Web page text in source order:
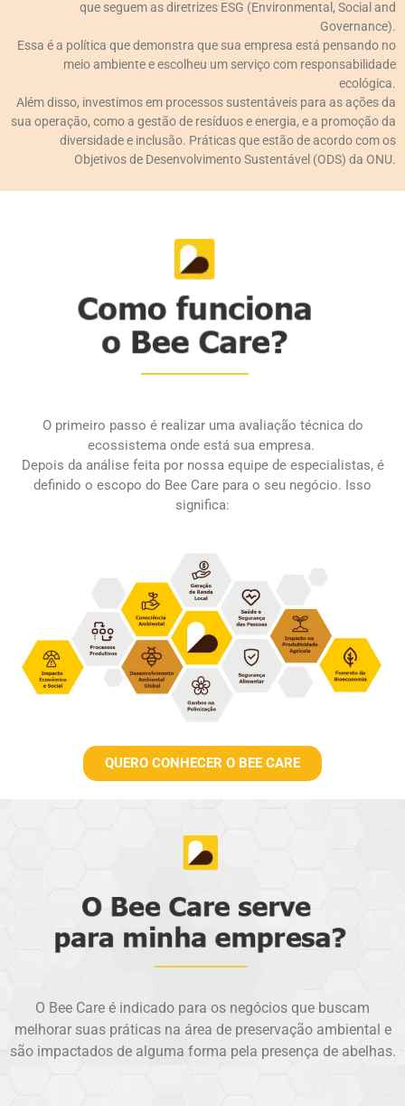
que seguem as diretrizes ESG (Environmental, Social and
Governance).
Essa é a política que demonstra que sua empresa está pensando no
meio ambiente e escolheu um serviço com responsabilidade
ecológica.
Além disso, investimos em processos sustentáveis para as ações da
sua operação, como a gestão de resíduos e energia, e a promoção da
diversidade e inclusão. Práticas que estão de acordo com os
Objetivos de Desenvolvimento Sustentável (ODS) da ONU.
O primeiro passo é realizar uma avaliação técnica do
ecossistema onde está sua empresa.
Depois da análise feita por nossa equipe de especialistas, é
definido o escopo do Bee Care para o seu negócio. Isso
significa:
QUERO CONHECER O BEE CARE
O Bee Care é indicado para os negócios que buscam
melhorar suas práticas na área de preservação ambiental e
são impactados de alguma forma pela presença de abelhas.